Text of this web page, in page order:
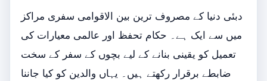
دبئی دنیا کے مصروف ترین بین الاقوامی سفری مراکز
میں سے ایک ہے۔ حکام تحفظ اور عالمی معیارات کی
تعمیل کو یقینی بنانے کے لیے بچوں کے سفر کے سخت
ضابطے برقرار رکھتے ہیں۔ یہاں والدین کو کیا جاننا